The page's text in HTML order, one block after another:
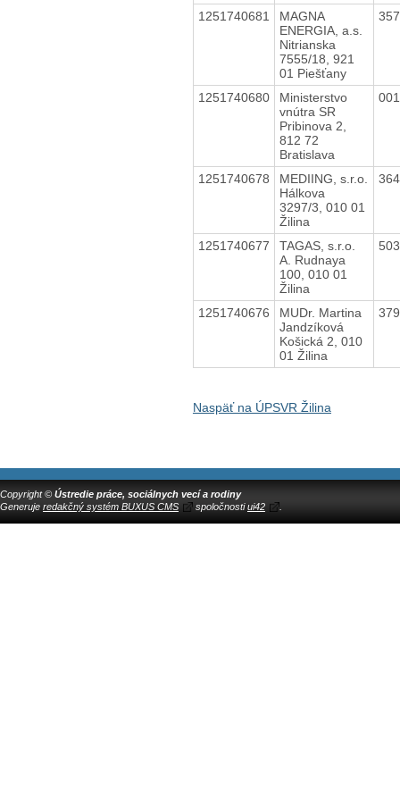
1251740681
MAGNA
ENERGIA, a.s.
Nitrianska
7555/18, 921
01 Piešťany
1251740680
Ministerstvo
vnútra SR
Pribinova 2,
812 72
Bratislava
1251740678
MEDIING, s.r.o.
Hálkova
3297/3, 010 01
Žilina
1251740677
TAGAS, s.r.o.
A. Rudnaya
100, 010 01
Žilina
1251740676
MUDr. Martina
Jandzíková
Košická 2, 010
01 Žilina
Naspäť na ÚPSVR Žilina
Copyright © Ústredie práce, sociálnych vecí a rodiny
Generuje redakčný systém BUXUS CMS spoločnostiui42